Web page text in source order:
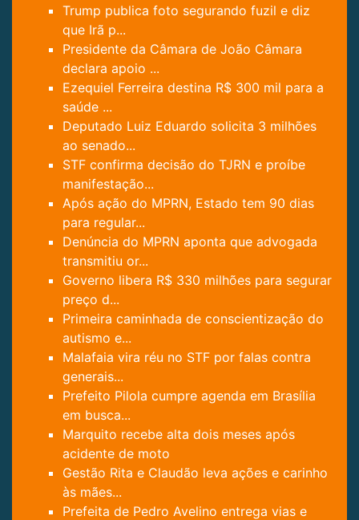
Trump publica foto segurando fuzil e diz
que Irã p...
Presidente da Câmara de João Câmara
declara apoio ...
Ezequiel Ferreira destina R$ 300 mil para a
saúde ...
Deputado Luiz Eduardo solicita 3 milhões
ao senado...
STF confirma decisão do TJRN e proíbe
manifestação...
Após ação do MPRN, Estado tem 90 dias
para regular...
Denúncia do MPRN aponta que advogada
transmitiu or...
Governo libera R$ 330 milhões para segurar
preço d...
Primeira caminhada de conscientização do
autismo e...
Malafaia vira réu no STF por falas contra
generais...
Prefeito Pilola cumpre agenda em Brasília
em busca...
Marquito recebe alta dois meses após
acidente de moto
Gestão Rita e Claudão leva ações e carinho
às mães...
Prefeita de Pedro Avelino entrega vias e